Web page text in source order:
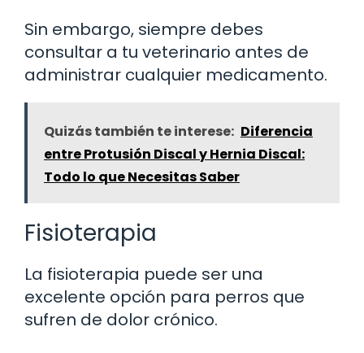
Sin embargo, siempre debes
consultar a tu veterinario antes de
administrar cualquier medicamento.
Quizás también te interese: Diferencia
entre Protusión Discal y Hernia Discal:
Todo lo que Necesitas Saber
Fisioterapia
La fisioterapia puede ser una
excelente opción para perros que
sufren de dolor crónico.